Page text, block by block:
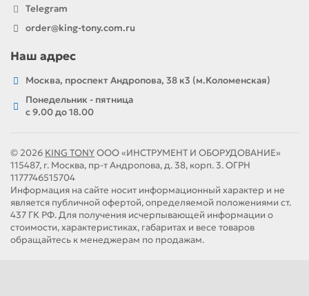
Telegram
order@king-tony.com.ru
Наш адрес
Москва, проспект Андропова, 38 к3 (м.Коломенская)
Понедельник - пятница
c 9.00 до 18.00
© 2026 KING TONYООО «ИНСТРУМЕНТ И ОБОРУДОВАНИЕ»
115487, г. Москва, пр-т Андропова, д. 38, корп. 3. ОГРН
1177746515704
Информация на сайте носит информационный характер и не
является публичной офертой, определяемой положениями ст.
437 ГК РФ. Для получения исчерпывающей информации о
стоимости, характеристиках, габаритах и весе товаров
обращайтесь к менеджерам по продажам.